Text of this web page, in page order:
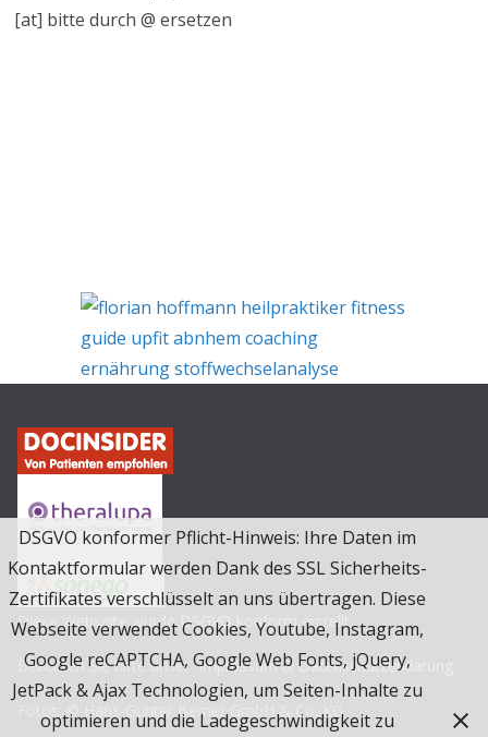
[at] bitte durch @ ersetzen
Diese Webseite wurde DSGVOkonform erstellt.
Beachten Sie bitte unserImpressum & Datenschutzerklärung.
Fotos: © Hans-Günter Berner GmbH & Co. KG
DSGVO konformer Pflicht-Hinweis: Ihre Daten im
Kontaktformular werden Dank des SSL Sicherheits-
Zertifikates verschlüsselt an uns übertragen. Diese
Webseite verwendet Cookies, Youtube, Instagram,
Google reCAPTCHA, Google Web Fonts, jQuery,
JetPack & Ajax Technologien, um Seiten-Inhalte zu
optimieren und die Ladegeschwindigkeit zu